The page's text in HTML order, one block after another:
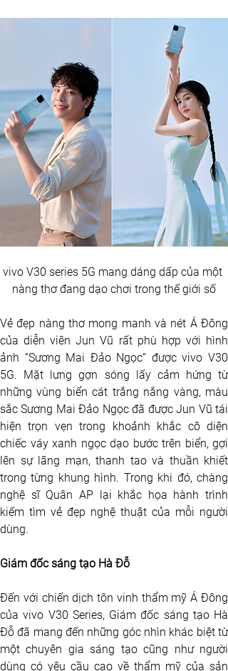
vivo V30 series 5G mang dáng dấp của một
nàng thơ đang dạo chơi trong thế giới số
Vẻ đẹp nàng thơ mong manh và nét Á Đông
của diễn viên Jun Vũ rất phù hợp với hình
ảnh “Sương Mai Đảo Ngọc” được vivo V30
5G. Mặt lưng gợn sóng lấy cảm hứng từ
những vùng biển cát trắng nắng vàng, màu
sắc Sương Mai Đảo Ngọc đã được Jun Vũ tái
hiện trọn vẹn trong khoảnh khắc cô diện
chiếc váy xanh ngọc dạo bước trên biển, gợi
lên sự lãng mạn, thanh tao và thuần khiết
trong từng khung hình. Trong khi đó, chàng
nghệ sĩ Quân AP lại khắc họa hành trình
kiếm tìm vẻ đẹp nghệ thuật của mỗi người
dùng.
Giám đốc sáng tạo Hà Đỗ
Đến với chiến dịch tôn vinh thẩm mỹ Á Đông
của vivo V30 Series, Giám đốc sáng tạo Hà
Đỗ đã mang đến những góc nhìn khác biệt từ
một chuyên gia sáng tạo cũng như người
dùng có yêu cầu cao về thẩm mỹ của sản